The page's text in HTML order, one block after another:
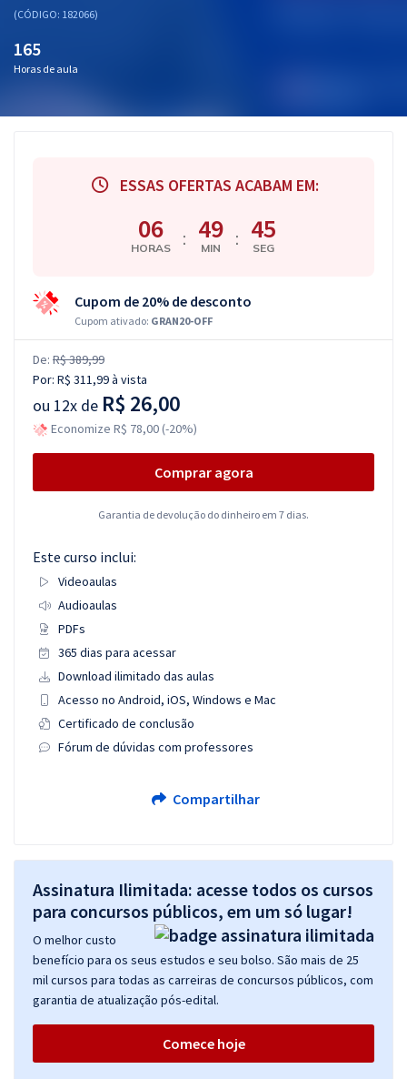
Aprovados
(CÓDIGO: 182066)
165
Horas de aula
ESSAS OFERTAS ACABAM EM:
06
HORAS : 49
MIN : 44
SEG
Cupom de 20% de desconto
Cupom ativado: GRAN20-OFF
De: R$ 389,99
Por: R$ 311,99à vista
ou 12x de R$ 26,00
Economize R$ 78,00 (-20%)
Comprar agora
Garantia de devolução do dinheiro em 7 dias.
Este curso inclui:
Videoaulas
Audioaulas
PDFs
365 dias para acessar
Download ilimitado das aulas
Acesso no Android, iOS, Windows e Mac
Certificado de conclusão
Fórum de dúvidas com professores
Compartilhar
Assinatura Ilimitada: acesse todos os cursos
para concursos públicos, em um só lugar!
O melhor custo
benefício para os seus estudos e seu bolso. São mais de 25
mil cursos para todas as carreiras de concursos públicos, com
garantia de atualização pós-edital.
Comece hoje